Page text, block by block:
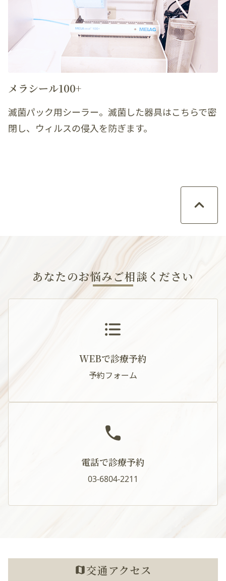
メラシール100+
滅菌パック用シーラー。滅菌した器具はこちらで密
閉し、ウィルスの侵入を防ぎます。
あなたのお悩みご相談ください
WEBで診療予約
予約フォーム
電話で診療予約
03-6804-2211
交通アクセス